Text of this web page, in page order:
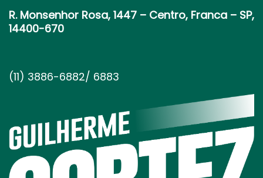
R. Monsenhor Rosa, 1447 – Centro, Franca – SP,
14400-670
(11) 3886-6882/ 6883